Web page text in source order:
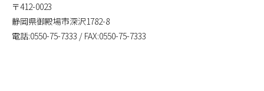
〒412-0023
静岡県御殿場市深沢1782-8
電話:0550-75-7333 / FAX:0550-75-7333